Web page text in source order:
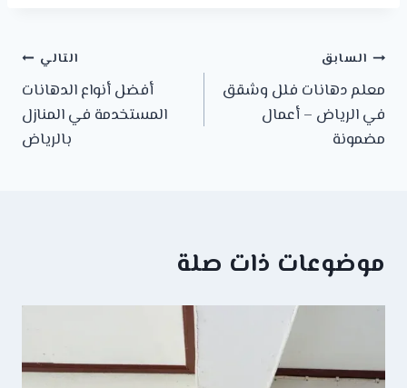
تصفّح
المقالات
السابق
معلم دهانات فلل وشقق
في الرياض – أعمال
مضمونة
التالي
أفضل أنواع الدهانات
المستخدمة في المنازل
بالرياض
موضوعات ذات صلة